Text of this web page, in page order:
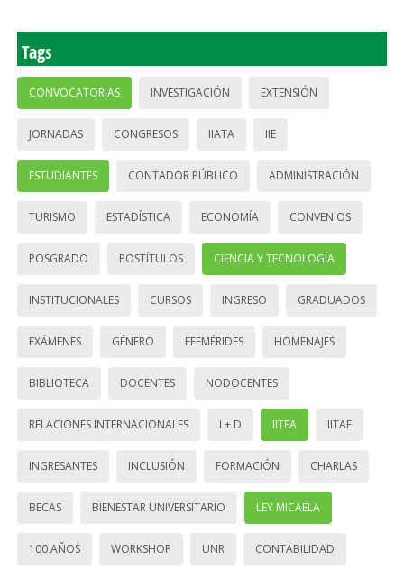
Tags
CONVOCATORIAS INVESTIGACIÓN EXTENSIÓN
JORNADAS CONGRESOS IIATA IIE
ESTUDIANTES CONTADOR PÚBLICO ADMINISTRACIÓN
TURISMO ESTADÍSTICA ECONOMÍA CONVENIOS
POSGRADO POSTÍTULOS CIENCIA Y TECNOLOGÍA
INSTITUCIONALES CURSOS INGRESO GRADUADOS
EXÁMENES GÉNERO EFEMÉRIDES HOMENAJES
BIBLIOTECA DOCENTES NODOCENTES
RELACIONES INTERNACIONALES I + D IITEA IITAE
INGRESANTES INCLUSIÓN FORMACIÓN CHARLAS
BECAS BIENESTAR UNIVERSITARIO LEY MICAELA
100 AÑOS WORKSHOP UNR CONTABILIDAD